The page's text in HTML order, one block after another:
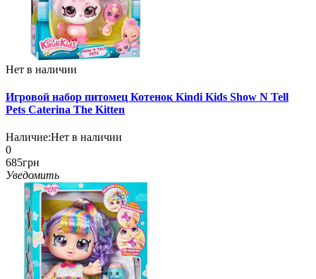
Нет в наличии
Игровой набор питомец Котенок Kindi Kids Show N Tell
Pets Caterina The Kitten
Наличие:Нет в наличии
0
685грн
Уведомить